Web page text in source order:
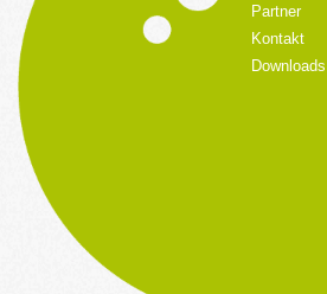
Partner
Kontakt
Downloads